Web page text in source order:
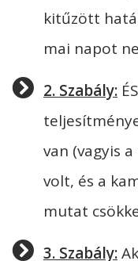
kitűzött
mai napot
2. Szabály:
van (vagyis
volt, és a
mutat
3. Szabály: